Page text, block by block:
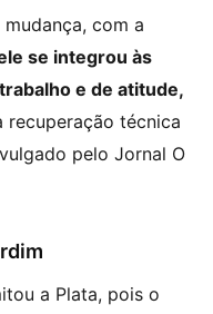
com a
se integrou às
e de atitude,
recuperação técnica
pelo Jornal O
a Plata, pois o